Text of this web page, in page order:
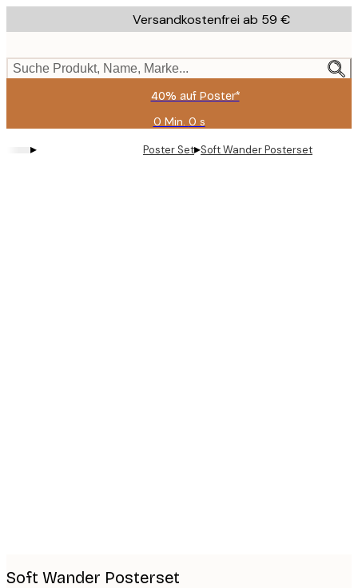
to
content.
Versandkostenfrei ab 59 €
Suche Produkt, Name, Marke...
40% auf Poster*
0 Min. 0 s
Gültig
bis:
2026-
▸ Poster Set▸Soft Wander Posterset
Soft Wander Posterset